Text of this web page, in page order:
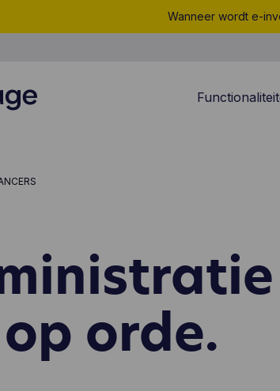
Wanneer wordt e-
Analyse
orde.